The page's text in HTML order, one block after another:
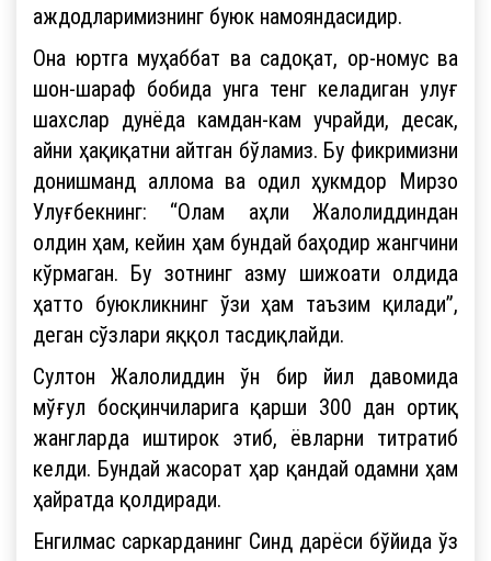
аждодларимизнинг буюк намояндасидир.
Она юртга муҳаббат ва садоқат, ор-номус ва
шон-шараф бобида унга тенг келадиган улуғ
шахслар дунёда камдан-кам учрайди, десак,
айни ҳақиқатни айтган бўламиз. Бу фикримизни
донишманд аллома ва одил ҳукмдор Мирзо
Улуғбекнинг: “Олам аҳли Жалолиддиндан
олдин ҳам, кейин ҳам бундай баҳодир жангчини
кўрмаган. Бу зотнинг азму шижоати олдида
ҳатто буюкликнинг ўзи ҳам таъзим қилади”,
деган сўзлари яққол тасдиқлайди.
Султон Жалолиддин ўн бир йил давомида
мўғул босқинчиларига қарши 300 дан ортиқ
жангларда иштирок этиб, ёвларни титратиб
келди. Бундай жасорат ҳар қандай одамни ҳам
ҳайратда қолдиради.
Енгилмас саркарданинг Синд дарёси бўйида ўз